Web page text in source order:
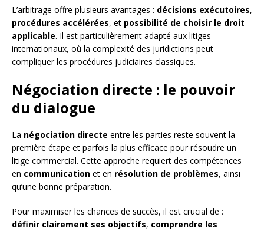
L’arbitrage offre plusieurs avantages : décisions exécutoires,
procédures accélérées, et possibilité de choisir le droit
applicable. Il est particulièrement adapté aux litiges
internationaux, où la complexité des juridictions peut
compliquer les procédures judiciaires classiques.
Négociation directe : le pouvoir
du dialogue
La négociation directe entre les parties reste souvent la
première étape et parfois la plus efficace pour résoudre un
litige commercial. Cette approche requiert des compétences
en communication et en résolution de problèmes, ainsi
qu’une bonne préparation.
Pour maximiser les chances de succès, il est crucial de :
définir clairement ses objectifs, comprendre les